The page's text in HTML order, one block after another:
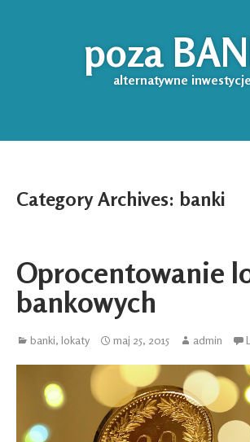
poza
alternatywne inwestycje
Category Archives: banki
Oprocentowanie
bankowych
banki, lokaty maj 25, 2015 admin